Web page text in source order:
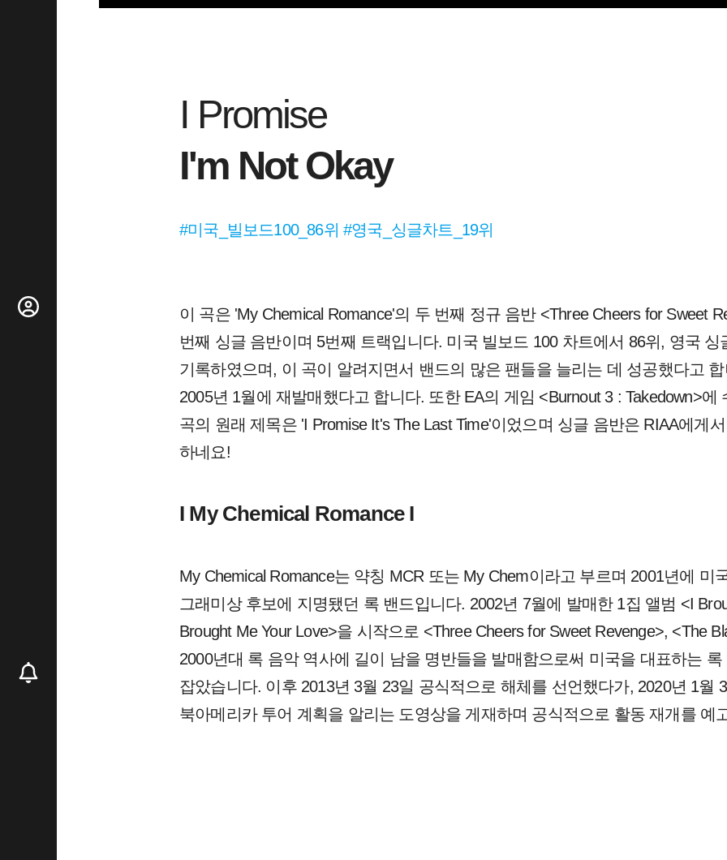
I Promise
I'm Not Okay
#미국_빌보드100_86위 #영국_싱글차트_19위
이 곡은 'My Chemical Romance'의 두 번째 정규 음반 <Three Cheers for Sweet
번째 싱글 음반이며 5번째 트랙입니다. 미국 빌보드 100 차트에서 86위, 영국 싱
기록하였으며, 이 곡이 알려지면서 밴드의 많은 팬들을 늘리는 데 성공했다고
2005년 1월에 재발매했다고 합니다. 또한 EA의 게임 <Burnout 3 : Takedown>
곡의 원래 제목은 'I Promise It's The Last Time'이었으며 싱글 음반은 RIAA에게
하네요!
I My Chemical Romance I
My Chemical Romance는 약칭 MCR 또는 My Chem이라고 부르며 2001년에 미
그래미상 후보에 지명됐던 록 밴드입니다. 2002년 7월에 발매한 1집 앨범 <I
Brought Me Your Love>을 시작으로 <Three Cheers for Sweet Revenge>, <The
2000년대 록 음악 역사에 길이 남을 명반들을 발매함으로써 미국을 대표하는
잡았습니다. 이후 2013년 3월 23일 공식적으로 해체를 선언했다가, 2020년 1월
북아메리카 투어 계획을 알리는 도영상을 게재하며 공식적으로 활동 재개를 예